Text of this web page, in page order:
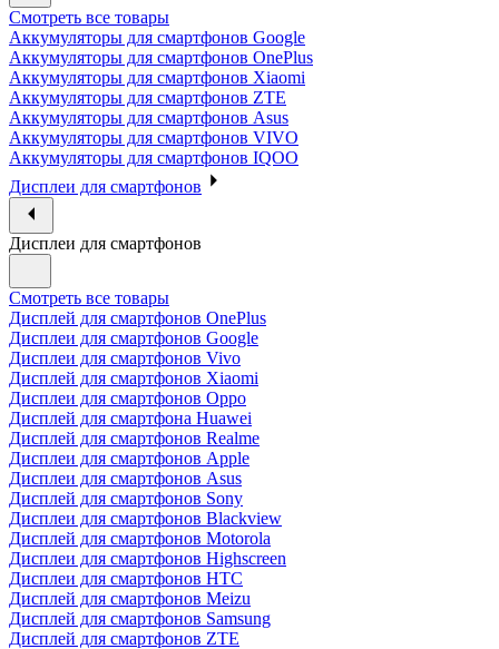
Смотреть все товары
Аккумуляторы для смартфонов Google
Аккумуляторы для смартфонов OnePlus
Аккумуляторы для смартфонов Xiaomi
Аккумуляторы для смартфонов ZTE
Аккумуляторы для cмартфонов Asus
Аккумуляторы для смартфонов VIVO
Аккумуляторы для смартфонов IQOO
Дисплеи для смартфонов
Дисплеи для смартфонов
Смотреть все товары
Дисплей для смартфонов OnePlus
Дисплеи для смартфонов Google
Дисплеи для смартфонов Vivo
Дисплей для смартфонов Xiaomi
Дисплеи для смартфонов Oppo
Дисплей для смартфона Huawei
Дисплей для смартфонов Realme
Дисплеи для смартфонов Apple
Дисплеи для смартфонов Asus
Дисплей для смартфонов Sony
Дисплеи для смартфонов Blackview
Дисплей для смартфонов Motorola
Дисплеи для смартфонов Highscreen
Дисплеи для смартфонов HTC
Дисплей для смартфонов Meizu
Дисплей для смартфонов Samsung
Дисплей для смартфонов ZTE